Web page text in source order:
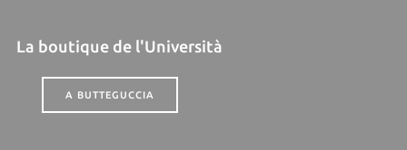
La boutique de l'Università
A BUTTEGUCCIA